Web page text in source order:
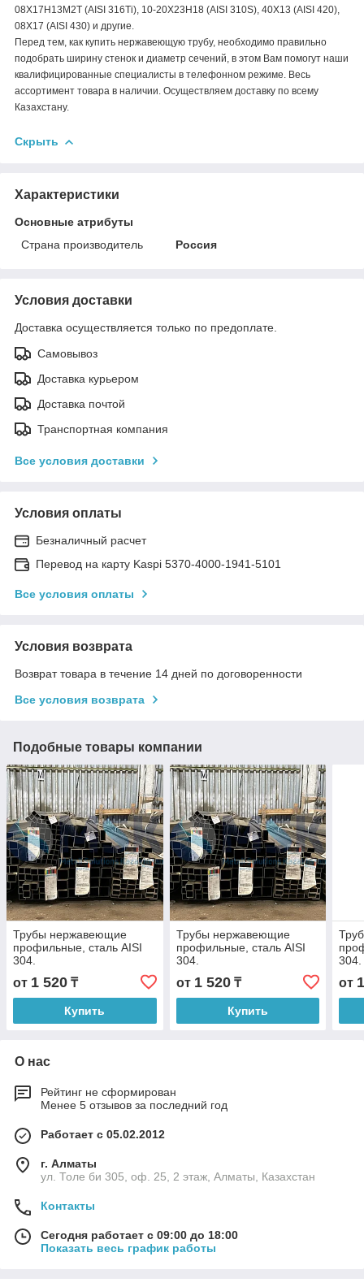
08Х17Н13М2Т (AISI 316Ti), 10-20Х23Н18 (AISI 310S), 40Х13 (AISI 420),
08Х17 (AISI 430) и другие.
Перед тем, как купить нержавеющую трубу, необходимо правильно
подобрать ширину стенок и диаметр сечений, в этом Вам помогут наши
квалифицированные специалисты в телефонном режиме. Весь
ассортимент товара в наличии. Осуществляем доставку по всему
Казахстану.
Скрыть
Характеристики
Основные атрибуты
Страна производитель
Россия
Условия доставки
Доставка осуществляется только по предоплате.
Самовывоз
Доставка курьером
Доставка почтой
Транспортная компания
Все условия доставки
Условия оплаты
Безналичный расчет
Перевод на карту Kaspi 5370-4000-1941-5101
Все условия оплаты
Условия возврата
Возврат товара в течение 14 дней по договоренности
Все условия возврата
Подобные товары компании
Трубы нержавеющие
профильные, сталь AISI
304.
от 1 520 ₸
Купить
Трубы нержавеющие
профильные, сталь AISI
304.
от 1 520₸
Купить
304.
от
О нас
Рейтинг не сформирован
Менее 5 отзывов за последний год
Работает с 05.02.2012
г. Алматы
ул. Толе би 305, оф. 25, 2 этаж, Алматы, Казахстан
Контакты
Сегодня работает с 09:00 до 18:00
Показать весь график работы